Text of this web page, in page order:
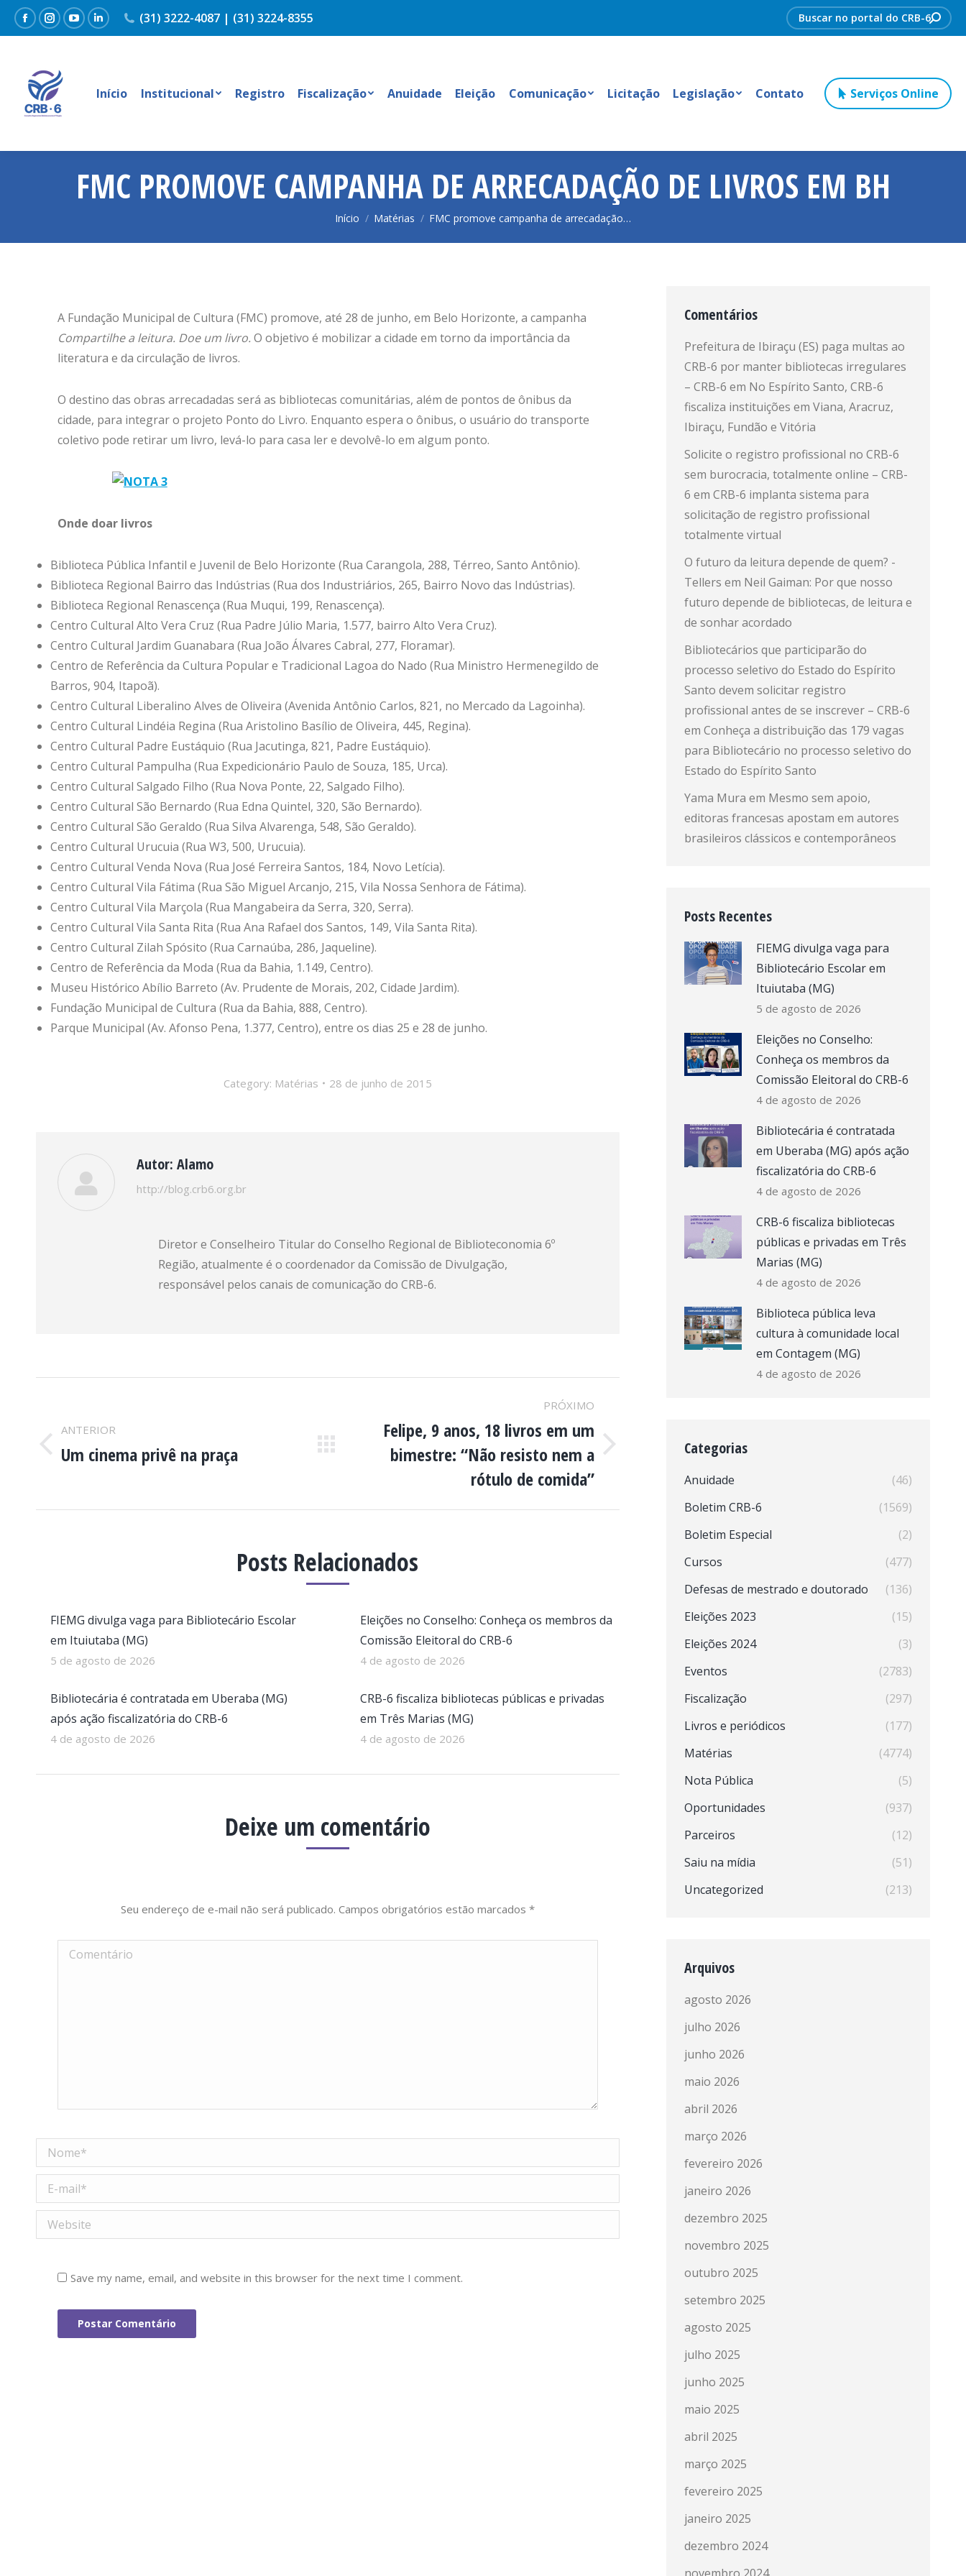
FacebookInstagram
YouTubeLinkedin
(31) 3222-4087 | (31) 3224-8355 Search:
Início Institucional Registro Fiscalização Anuidade Eleição Comunicação Licitação Legislação Contato Serviços Online
FMC PROMOVE CAMPANHA DE ARRECADAÇÃO DE LIVROS EM BH
Você está aqui:
Início Matérias FMC promove campanha de arrecadação…
A Fundação Municipal de Cultura (FMC) promove, até 28 de junho, em Belo Horizonte, a campanha
Compartilhe a leitura. Doe um livro. O objetivo é mobilizar a cidade em torno da importância da
literatura e da circulação de livros.
O destino das obras arrecadadas será as bibliotecas comunitárias, além de pontos de ônibus da
cidade, para integrar o projeto Ponto do Livro. Enquanto espera o ônibus, o usuário do transporte
coletivo pode retirar um livro, levá-lo para casa ler e devolvê-lo em algum ponto.
Onde doar livros
Biblioteca Pública Infantil e Juvenil de Belo Horizonte (Rua Carangola, 288, Térreo, Santo Antônio).
Biblioteca Regional Bairro das Indústrias (Rua dos Industriários, 265, Bairro Novo das Indústrias).
Biblioteca Regional Renascença (Rua Muqui, 199, Renascença).
Centro Cultural Alto Vera Cruz (Rua Padre Júlio Maria, 1.577, bairro Alto Vera Cruz).
Centro Cultural Jardim Guanabara (Rua João Álvares Cabral, 277, Floramar).
Centro de Referência da Cultura Popular e Tradicional Lagoa do Nado (Rua Ministro Hermenegildo de
Barros, 904, Itapoã).
Centro Cultural Liberalino Alves de Oliveira (Avenida Antônio Carlos, 821, no Mercado da Lagoinha).
Centro Cultural Lindéia Regina (Rua Aristolino Basílio de Oliveira, 445, Regina).
Centro Cultural Padre Eustáquio (Rua Jacutinga, 821, Padre Eustáquio).
Centro Cultural Pampulha (Rua Expedicionário Paulo de Souza, 185, Urca).
Centro Cultural Salgado Filho (Rua Nova Ponte, 22, Salgado Filho).
Centro Cultural São Bernardo (Rua Edna Quintel, 320, São Bernardo).
Centro Cultural São Geraldo (Rua Silva Alvarenga, 548, São Geraldo).
Centro Cultural Urucuia (Rua W3, 500, Urucuia).
Centro Cultural Venda Nova (Rua José Ferreira Santos, 184, Novo Letícia).
Centro Cultural Vila Fátima (Rua São Miguel Arcanjo, 215, Vila Nossa Senhora de Fátima).
Centro Cultural Vila Marçola (Rua Mangabeira da Serra, 320, Serra).
Centro Cultural Vila Santa Rita (Rua Ana Rafael dos Santos, 149, Vila Santa Rita).
Centro Cultural Zilah Spósito (Rua Carnaúba, 286, Jaqueline).
Centro de Referência da Moda (Rua da Bahia, 1.149, Centro).
Museu Histórico Abílio Barreto (Av. Prudente de Morais, 202, Cidade Jardim).
Fundação Municipal de Cultura (Rua da Bahia, 888, Centro).
Parque Municipal (Av. Afonso Pena, 1.377, Centro), entre os dias 25 e 28 de junho.
Category: Matérias 28 de junho de 2015
Autor: Alamo
http://blog.crb6.org.br
Diretor e Conselheiro Titular do Conselho Regional de Biblioteconomia 6º
Região, atualmente é o coordenador da Comissão de Divulgação,
responsável pelos canais de comunicação do CRB-6.
DEANTERIOR
Post
Um cinema privê na praça
PRÓXIMO
Próximo
Felipe, 9 anos, 18 livros em um
bimestre: “Não resisto nem a
rótulo de comida”
Posts Relacionados
FIEMG divulga vaga para Bibliotecário Escolar
em Ituiutaba (MG)
5 de agosto de 2026
Eleições no Conselho: Conheça os membros da
Comissão Eleitoral do CRB-6
4 de agosto de 2026
Bibliotecária é contratada em Uberaba (MG)
após ação fiscalizatória do CRB-6
4 de agosto de 2026
CRB-6 fiscaliza bibliotecas públicas e privadas
em Três Marias (MG)
4 de agosto de 2026
Deixe um comentário
Seu endereço de e-mail não será publicado. Campos obrigatórios estão marcados *
Comentário
Nome *
E-mail *
Website
Save my name, email, and website in this browser for the next time I comment.
Postar Comentário
Comentários
Prefeitura de Ibiraçu (ES) paga multas ao
CRB-6 por manter bibliotecas irregulares
– CRB-6 em No Espírito Santo, CRB-6
fiscaliza instituições em Viana, Aracruz,
Ibiraçu, Fundão e Vitória
Solicite o registro profissional no CRB-6
sem burocracia, totalmente online – CRB-
6 em CRB-6 implanta sistema para
solicitação de registro profissional
totalmente virtual
O futuro da leitura depende de quem? -
Tellers em Neil Gaiman: Por que nosso
futuro depende de bibliotecas, de leitura e
de sonhar acordado
Bibliotecários que participarão do
processo seletivo do Estado do Espírito
Santo devem solicitar registro
profissional antes de se inscrever – CRB-6
em Conheça a distribuição das 179 vagas
para Bibliotecário no processo seletivo do
Estado do Espírito Santo
Yama Mura em Mesmo sem apoio,
editoras francesas apostam em autores
brasileiros clássicos e contemporâneos
Posts Recentes
FIEMG divulga vaga para
Bibliotecário Escolar em
Ituiutaba (MG)
5 de agosto de 2026
Eleições no Conselho:
Conheça os membros da
Comissão Eleitoral do CRB-6
4 de agosto de 2026
Bibliotecária é contratada
em Uberaba (MG) após ação
fiscalizatória do CRB-6
4 de agosto de 2026
CRB-6 fiscaliza bibliotecas
públicas e privadas em Três
Marias (MG)
4 de agosto de 2026
Biblioteca pública leva
cultura à comunidade local
em Contagem (MG)
4 de agosto de 2026
Categorias
Anuidade
(46)
Boletim CRB-6
(1569)
Boletim Especial
(2)
Cursos
(477)
Defesas de mestrado e doutorado
(136)
Eleições 2023
(15)
Eleições 2024
(3)
Eventos
(2783)
Fiscalização
(297)
Livros e periódicos
(177)
Matérias
(4774)
Nota Pública
(5)
Oportunidades
(937)
Parceiros
(12)
Saiu na mídia
(51)
Uncategorized
(213)
Arquivos
agosto 2026
julho 2026
junho 2026
maio 2026
abril 2026
março 2026
fevereiro 2026
janeiro 2026
dezembro 2025
novembro 2025
outubro 2025
setembro 2025
agosto 2025
julho 2025
junho 2025
maio 2025
abril 2025
março 2025
fevereiro 2025
janeiro 2025
dezembro 2024